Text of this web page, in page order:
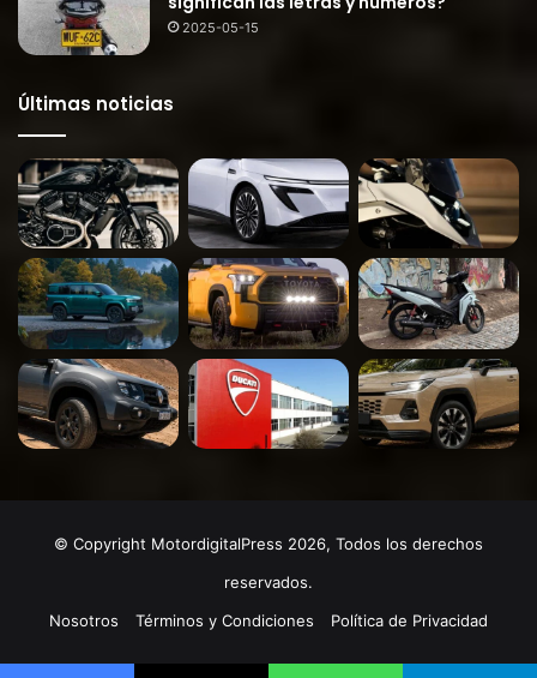
2025-05-15
Últimas noticias
© Copyright MotordigitalPress 2026, Todos los derechos
reservados.
Nosotros
Términos y Condiciones Política de Privacidad